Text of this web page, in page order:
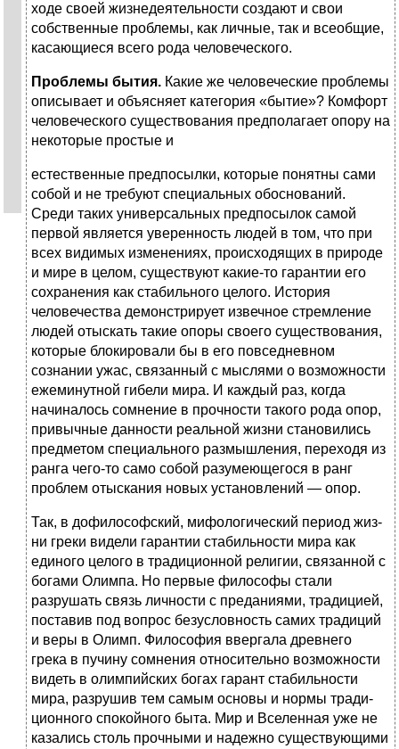
ходе своей жизнедеятельности создают и свои
собственные проблемы, как личные, так и всеобщие,
ка­сающиеся всего рода человеческого.
Проблемы бытия. Какие же человеческие проблемы
описывает и объяс­няет категория «бытие»? Комфорт
человеческого суще­ствования предполагает опору на
некоторые простые и
естественные предпосылки, которые понятны сами
собой и не требуют специальных обоснований.
Среди таких уни­версальных предпосылок самой
первой является уверен­ность людей в том, что при
всех видимых изменениях, происходящих в природе
и мире в целом, существуют ка­кие-то гарантии его
сохранения как стабильного целого. История
человечества демонстрирует извечное стремление
людей отыскать такие опоры своего существования,
кото­рые блокировали бы в его повседневном
сознании ужас, связанный с мыслями о возможности
ежеминутной гибе­ли мира. И каждый раз, когда
начиналось сомнение в прочности такого рода опор,
привычные данности реаль­ной жизни становились
предметом специального размыш­ления, переходя из
ранга чего-то само собой разумеюще­гося в ранг
проблем отыскания новых установлений — опор.
Так, в дофилософский, мифологический период жиз­
ни греки видели гарантии стабильности мира как
едино­го целого в традиционной религии, связанной с
богами Олимпа. Но первые философы стали
разрушать связь лич­ности с преданиями, традицией,
поставив под вопрос бе­зусловность самих традиций
и веры в Олимп. Философия ввергала древнего
грека в пучину сомнения относительно возможности
видеть в олимпийских богах гарант стабиль­ности
мира, разрушив тем самым основы и нормы тради­
ционного спокойного быта. Мир и Вселенная уже не
ка­зались столь прочными и надежно существующими